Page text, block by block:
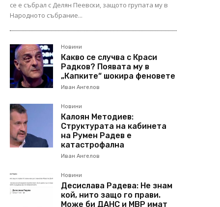
се е събрал с Делян Пеевски, защото групата му в
Народното събрание...
Новини
Какво се случва с Краси
Радков? Появата му в
„Капките“ шокира феновете
Иван Ангелов
Новини
Калоян Методиев:
Структурата на кабинета
на Румен Радев е
катастрофална
Иван Ангелов
Новини
Десислава Радева: Не знам
кой, нито защо го прави.
Може би ДАНС и МВР имат